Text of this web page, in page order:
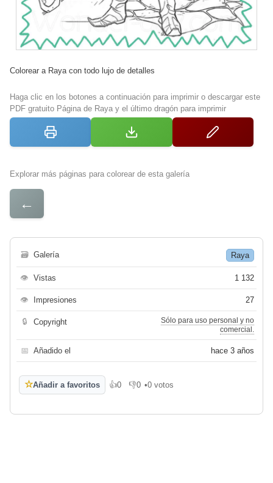
Colorear a Raya con todo lujo de detalles
Haga clic en los botones a continuación para imprimir o descargar este
PDF gratuito Página de Raya y el último dragón para imprimir
Explorar más páginas para colorear de esta galería
←
🗃 Galería Raya
👁 Vistas 1 132
👁 Impresiones 27
🔒 Copyright
Sólo para uso personal y no
comercial.
📅 Añadido el hace 3 años
☆Añadir a favoritos 👍0
Me gusta
👎0
No me gusta
•0 votos